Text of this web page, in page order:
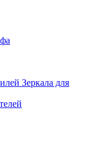
Зеркала для